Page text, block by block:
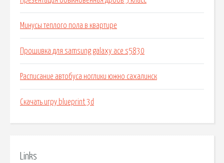
Минусы теплого пола в квартире
Прошивка для samsung galaxy ace s5830
Расписание автобуса ноглики южно сахалинск
Скачать игру blueprint 3d
Links